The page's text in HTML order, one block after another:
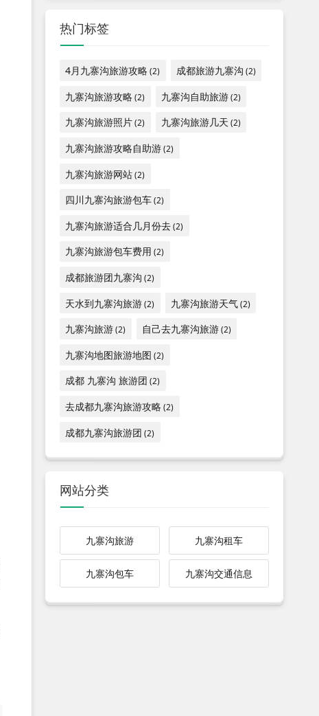
热门标签
4月九寨沟旅游攻略(2) 成都旅游九寨沟 (2)
九寨沟旅游攻略(2) 九寨沟自助旅游(2)
九寨沟旅游照片(2) 九寨沟旅游几天 (2)
九寨沟旅游攻略自助游(2)
九寨沟旅游网站(2)
四川九寨沟旅游包车(2)
九寨沟旅游适合几月份去(2)
九寨沟旅游包车费用 (2)
成都旅游团九寨沟 (2)
天水到九寨沟旅游(2) 九寨沟旅游天气(2)
九寨沟旅游(2) 自己去九寨沟旅游(2)
九寨沟地图旅游地图 (2)
成都 九寨沟 旅游团 (2)
去成都九寨沟旅游攻略(2)
成都九寨沟旅游团 (2)
网站分类
九寨沟旅游 九寨沟租车
九寨沟包车 九寨沟交通信息